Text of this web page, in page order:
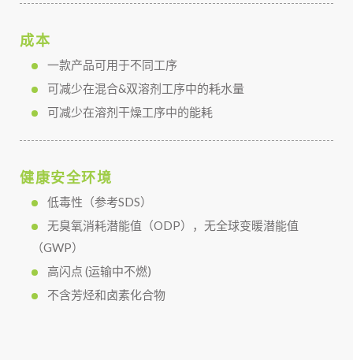
成本
一款产品可用于不同工序
可减少在混合&双溶剂工序中的耗水量
可减少在溶剂干燥工序中的能耗
健康安全环境
低毒性（参考SDS）
无臭氧消耗潜能值（ODP），无全球变暖潜能值
（GWP）
高闪点 (运输中不燃)
不含芳烃和卤素化合物